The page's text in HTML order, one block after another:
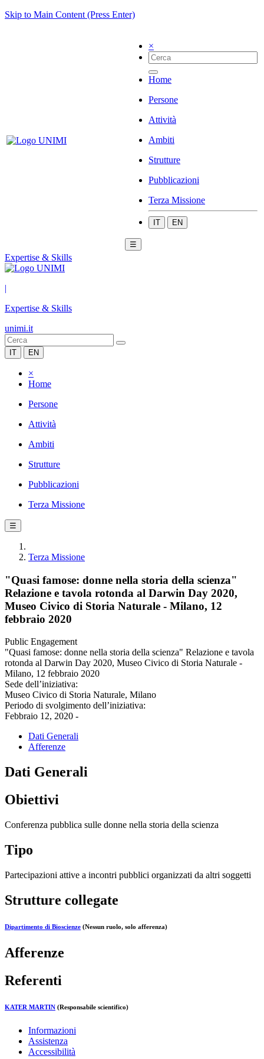
Skip to Main Content (Press Enter)
×
Home
Persone
Attività
Ambiti
Strutture
Pubblicazioni
Terza Missione
IT EN
☰
Expertise & Skills
|
Expertise & Skills
unimi.it
IT EN
×
Home
Persone
Attività
Ambiti
Strutture
Pubblicazioni
Terza Missione
☰
Terza Missione
"Quasi famose: donne nella storia della scienza"
Relazione e tavola rotonda al Darwin Day 2020,
Museo Civico di Storia Naturale - Milano, 12
febbraio 2020
Public Engagement
"Quasi famose: donne nella storia della scienza" Relazione e tavola
rotonda al Darwin Day 2020, Museo Civico di Storia Naturale -
Milano, 12 febbraio 2020
Sede dell’iniziativa:
Museo Civico di Storia Naturale, Milano
Periodo di svolgimento dell’iniziativa:
Febbraio 12, 2020 -
Dati Generali
Afferenze
Dati Generali
Obiettivi
Conferenza pubblica sulle donne nella storia della scienza
Tipo
Partecipazioni attive a incontri pubblici organizzati da altri soggetti
Strutture collegate
Dipartimento di Bioscienze (Nessun ruolo, solo afferenza)
Afferenze
Referenti
KATER MARTIN (Responsabile scientifico)
Informazioni
Assistenza
Accessibilità